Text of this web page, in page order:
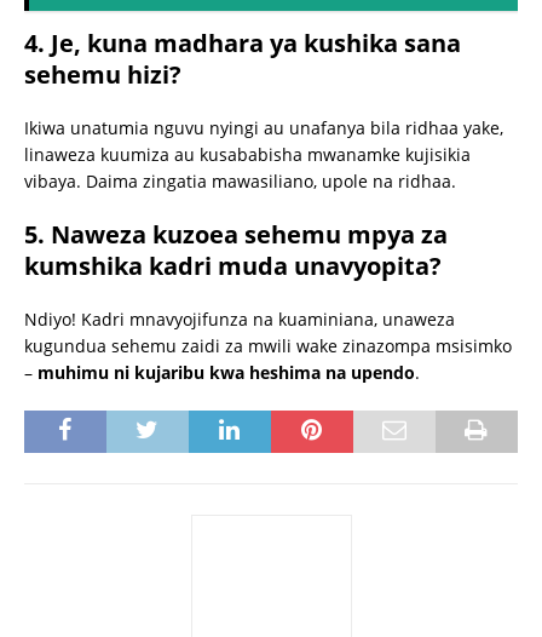
4. Je, kuna madhara ya kushika sana
sehemu hizi?
Ikiwa unatumia nguvu nyingi au unafanya bila ridhaa yake,
linaweza kuumiza au kusababisha mwanamke kujisikia
vibaya. Daima zingatia mawasiliano, upole na ridhaa.
5. Naweza kuzoea sehemu mpya za
kumshika kadri muda unavyopita?
Ndiyo! Kadri mnavyojifunza na kuaminiana, unaweza
kugundua sehemu zaidi za mwili wake zinazompa msisimko
– muhimu ni kujaribu kwa heshima na upendo.